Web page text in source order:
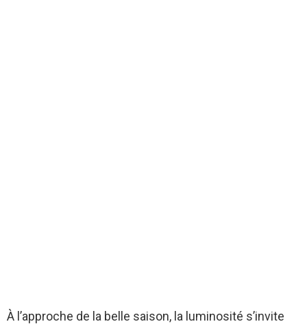
À l’approche de la belle saison, la luminosité s’invite